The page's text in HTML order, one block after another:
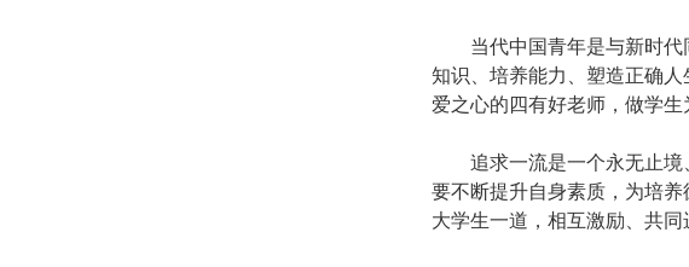
当代中国青年是与新时
知识、培养能力、塑造正确
爱之心的四有好老师，做学
追求一流是一个永无止
要不断提升自身素质，为培
大学生一道，相互激励、共